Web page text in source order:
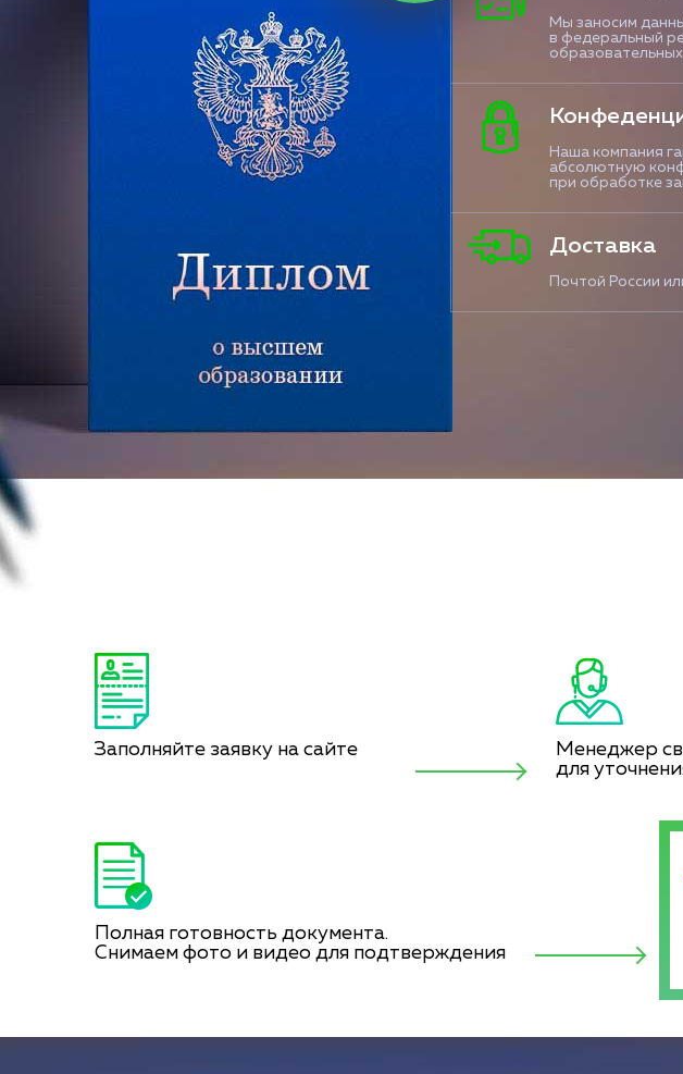
Мы заносим
в федеральный
Наша компания
абсолютную
при обработке
Доставка
Почтой России
Заполняйте заявку на сайте
Менеджер
для
Полная готовность документа.
Снимаем фото и видео для подтверждения